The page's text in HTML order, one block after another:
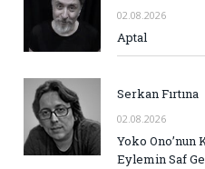
02.08.2026
Aptal
Serkan Fırtına
02.08.2026
Yoko Ono’nun
Eylemin Saf